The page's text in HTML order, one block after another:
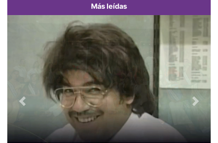
Más leídas
Previous Next